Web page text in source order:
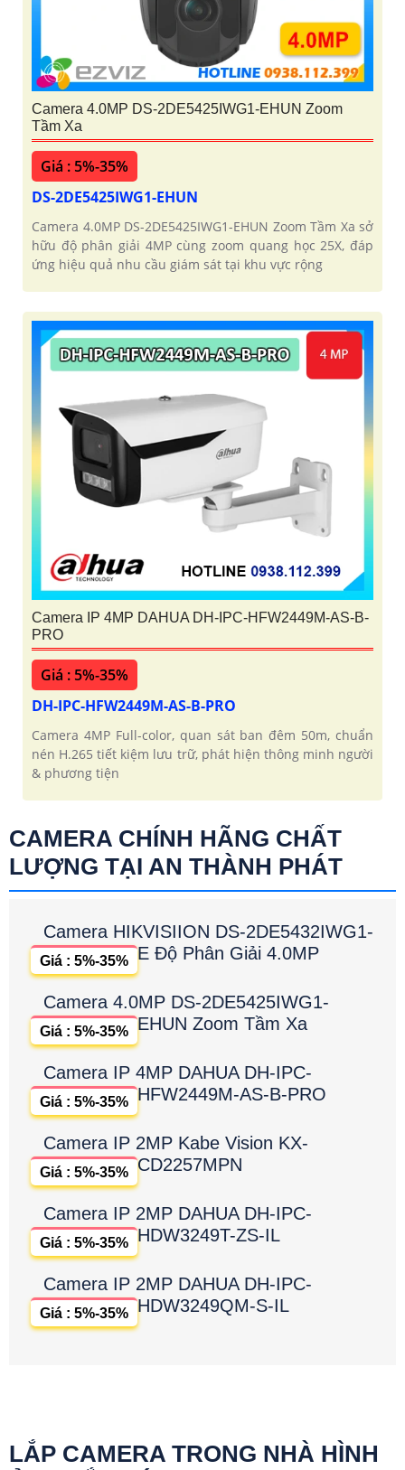
Camera 4.0MP DS-2DE5425IWG1-EHUN Zoom
Tầm Xa
Giá : 5%-35%
DS-2DE5425IWG1-EHUN
Camera 4.0MP DS-2DE5425IWG1-EHUN Zoom Tầm Xa sở
hữu độ phân giải 4MP cùng zoom quang học 25X, đáp
ứng hiệu quả nhu cầu giám sát tại khu vực rộng
Camera IP 4MP DAHUA DH-IPC-HFW2449M-AS-B-
PRO
Giá : 5%-35%
DH-IPC-HFW2449M-AS-B-PRO
Camera 4MP Full-color, quan sát ban đêm 50m, chuẩn
nén H.265 tiết kiệm lưu trữ, phát hiện thông minh người
& phương tiện
CAMERA CHÍNH HÃNG CHẤT
LƯỢNG TẠI AN THÀNH PHÁT
Camera HIKVISIION DS-2DE5432IWG1-
E Độ Phân Giải 4.0MP
Giá : 5%-35%
Camera 4.0MP DS-2DE5425IWG1-
EHUN Zoom Tầm Xa
Giá : 5%-35%
Camera IP 4MP DAHUA DH-IPC-
HFW2449M-AS-B-PRO
Giá : 5%-35%
Camera IP 2MP Kabe Vision KX-
CD2257MPN
Giá : 5%-35%
Camera IP 2MP DAHUA DH-IPC-
HDW3249T-ZS-IL
Giá : 5%-35%
Camera IP 2MP DAHUA DH-IPC-
HDW3249QM-S-IL
Giá : 5%-35%
LẮP CAMERA TRONG NHÀ HÌNH